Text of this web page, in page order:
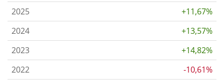
2025
+11,67%
2024
+13,57%
2023
+14,82%
2022
-10,61%